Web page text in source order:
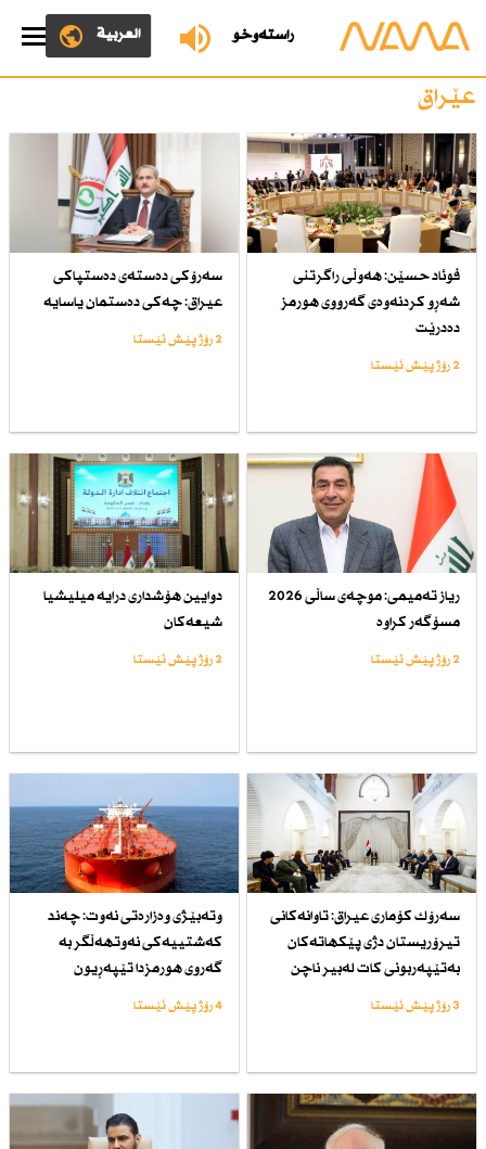
ڕاستەوخۆ العربية
عێراق
فوئاد حسێن: هەوڵی راگرتنی
شەڕو كردنەوەی گەرووی هورمز
دەدرێت
2 رۆژ پێش ئێستا
سەرۆكی دەستەی دەستپاكی
عیراق: چەكی دەستمان یاسایە
2 رۆژ پێش ئێستا
ریاز تەمیمی: موچەی ساڵی 2026
مسۆگەر كراوە
2 رۆژ پێش ئێستا
دوایین هۆشداری درایە میلیشیا
شیعەكان
2 رۆژ پێش ئێستا
سەرۆك كۆماری عیراق: تاوانەكانی
تیرۆریستان دژی پێكهاتەكان
بەتێپەربونی كات لەبیر ناچن
3 رۆژ پێش ئێستا
وتەبێژی وەزارەتی نەوت: چەند
كەشتییەكی نەوتهەڵگر بە
گەروی هورمزدا تێپەڕیون
4 رۆژ پێش ئێستا